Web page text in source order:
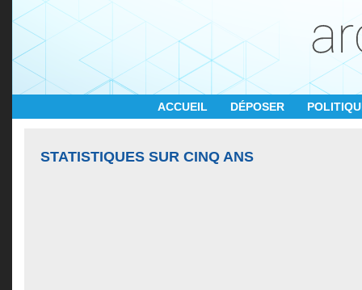
ACCUEIL DÉPOSER
STATISTIQUES SUR CINQ ANS